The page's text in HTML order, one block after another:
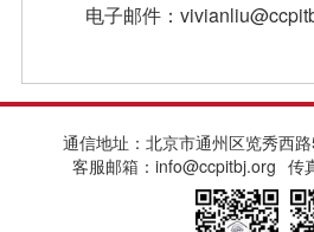
电子邮件：vivianliu
通信地址：北京市通州区览秀西
客服邮箱：info@ccpitbj.org 传